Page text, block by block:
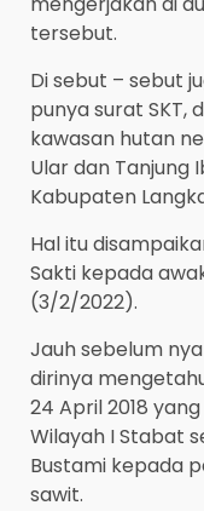
tersebut.
Di sebut – sebut
punya surat SKT,
kawasan hutan
Ular dan Tanjung
Kabupaten
Hal itu
Sakti kepada
(3/2/2022).
Jauh sebelum
dirinya
24 April 2018
Wilayah I Stabat
Bustami kepada
sawit.